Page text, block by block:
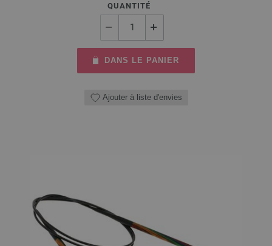
QUANTITÉ
DANS LE PANIER
Ajouter à liste d'envies